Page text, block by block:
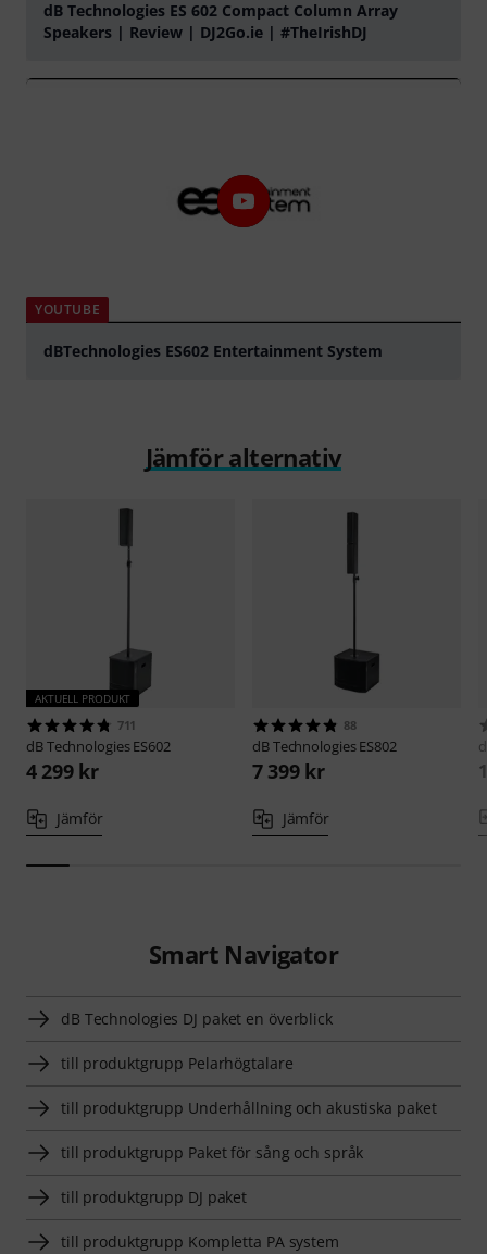
dB Technologies ES 602 Compact Column Array
Speakers | Review | DJ2Go.ie | #TheIrishDJ
YOUTUBE
dBTechnologies ES602 Entertainment System
Jämför alternativ
AKTUELL PRODUKT
711
dB TechnologiesES602
4 299 kr
Jämför
88
dB TechnologiesES802
7 399 kr
Jämför
Smart Navigator
dB Technologies DJ paket en överblick
till produktgrupp Pelarhögtalare
till produktgrupp Underhållning och akustiska paket
till produktgrupp Paket för sång och språk
till produktgrupp DJ paket
till produktgrupp Kompletta PA system